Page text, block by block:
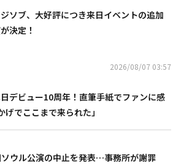
ソブ、大好評につき来日イベントの追加
決定！
2026/08/07 03:57
デビュー10周年！直筆手紙でファンに感
でここまで来られた」
ウル公演の中止を発表…事務所が謝罪